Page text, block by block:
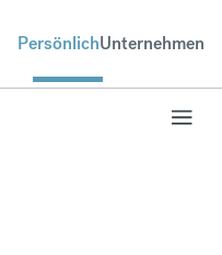
PersönlichUnternehmen